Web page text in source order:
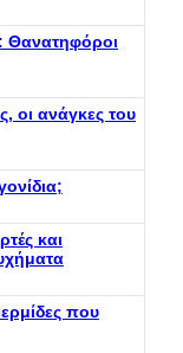
οι ανάγκες του
και
που